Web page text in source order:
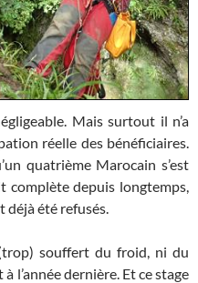
Mais surtout il n’a
réelle des bénéficiaires.
quatrième Marocain s’est
complète depuis longtemps,
déjà été refusés.
souffert du froid, ni du
l’année dernière. Et ce stage